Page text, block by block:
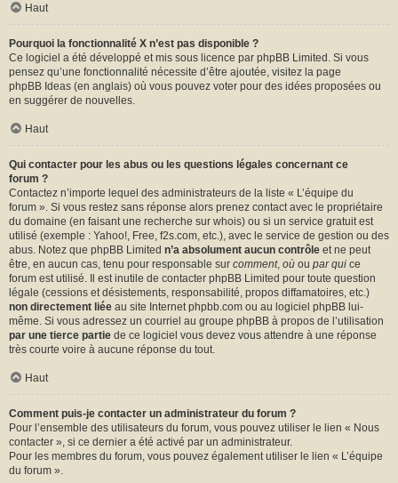
Haut
Pourquoi la fonctionnalité X n’est pas disponible ?
Ce logiciel a été développé et mis sous licence par phpBB Limited. Si vous
pensez qu’une fonctionnalité nécessite d’être ajoutée, visitez la page
phpBB Ideas (en anglais) où vous pouvez voter pour des idées proposées ou
en suggérer de nouvelles.
Haut
Qui contacter pour les abus ou les questions légales concernant ce
forum ?
Contactez n’importe lequel des administrateurs de la liste « L’équipe du
forum ». Si vous restez sans réponse alors prenez contact avec le propriétaire
du domaine (en faisant une recherche sur whois) ou si un service gratuit est
utilisé (exemple : Yahoo!, Free, f2s.com, etc.), avec le service de gestion ou des
abus. Notez que phpBB Limited n’a absolument aucun contrôle et ne peut
être, en aucun cas, tenu pour responsable sur comment, où ou par qui ce
forum est utilisé. Il est inutile de contacter phpBB Limited pour toute question
légale (cessions et désistements, responsabilité, propos diffamatoires, etc.)
non directement liée au site Internet phpbb.com ou au logiciel phpBB lui-
même. Si vous adressez un courriel au groupe phpBB à propos de l’utilisation
par une tierce partie de ce logiciel vous devez vous attendre à une réponse
très courte voire à aucune réponse du tout.
Haut
Comment puis-je contacter un administrateur du forum ?
Pour l’ensemble des utilisateurs du forum, vous pouvez utiliser le lien « Nous
contacter », si ce dernier a été activé par un administrateur.
Pour les membres du forum, vous pouvez également utiliser le lien « L’équipe
du forum ».